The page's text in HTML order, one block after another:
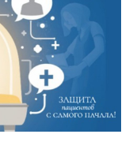
Н. Ф.
О.В.